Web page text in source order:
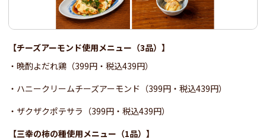
【チーズアーモンド使用メニュー（3品）】
晩酌よだれ鶏（399円・税込439円）
ハニークリームチーズアーモンド（399円・税込439円）
ザクザクポテサラ（399円・税込439円）
【三幸の柿の種使用メニュー（1品）】